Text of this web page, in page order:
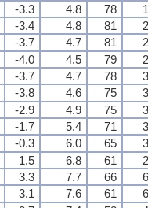
-3.3 4.8 78
-3.4 4.8 81
-3.7 4.7 81
-4.0 4.5 79
-3.7 4.7 78
-3.8 4.6 75
-2.9 4.9 75
-1.7 5.4 71
-0.3 6.0 65
1.5 6.8 61
3.3 7.7 66
3.1 7.6 61
-3.3 4.8 78
-3.4 4.8 81
-3.7 4.7 81
-4.0 4.5 79
-3.7 4.7 78
-3.8 4.6 75
-2.9 4.9 75
-1.7 5.4 71
-0.3 6.0 65
1.5 6.8 61
3.3 7.7 66
3.1 7.6 61
-3.3 4.8 78
-3.4 4.8 81
-3.7 4.7 81
-4.0 4.5 79
-3.7 4.7 78
-3.8 4.6 75
-2.9 4.9 75
-1.7 5.4 71
-0.3 6.0 65
1.5 6.8 61
3.3 7.7 66
3.1 7.6 61
-3.3 4.8 78
-3.4 4.8 81
-3.7 4.7 81
-4.0 4.5 79
-3.7 4.7 78
-3.8 4.6 75
-2.9 4.9 75
-1.7 5.4 71
-0.3 6.0 65
1.5 6.8 61
3.3 7.7 66
3.1 7.6 61